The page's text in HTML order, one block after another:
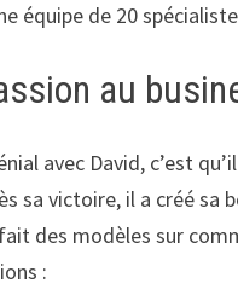
équipe de 20
au
avec David, c’est
sa victoire, il a créé sa
des modèles sur
: